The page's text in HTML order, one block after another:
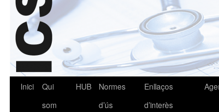
Inici
Qui
som
HUB
Normes
d’ús
Enllaços
d’interès